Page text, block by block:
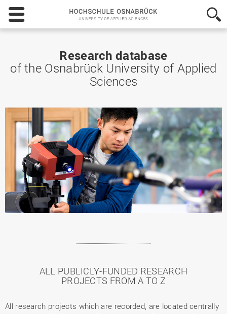
Hochschule
Osnabrück
-
Sciences
Research database
of the Osnabrück University of Applied
Sciences
ALL PUBLICLY-FUNDED RESEARCH
PROJECTS FROM A TO Z
All research projects which are recorded, are located centrally